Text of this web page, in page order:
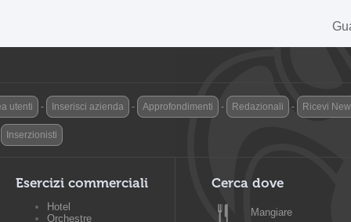
utenti - Inserisci azienda - Approfondimenti - Redazionali - Ricevi
Inserzionisti
Esercizi commerciali
Hotel
Orchestre
Cerca dove
Mangiare